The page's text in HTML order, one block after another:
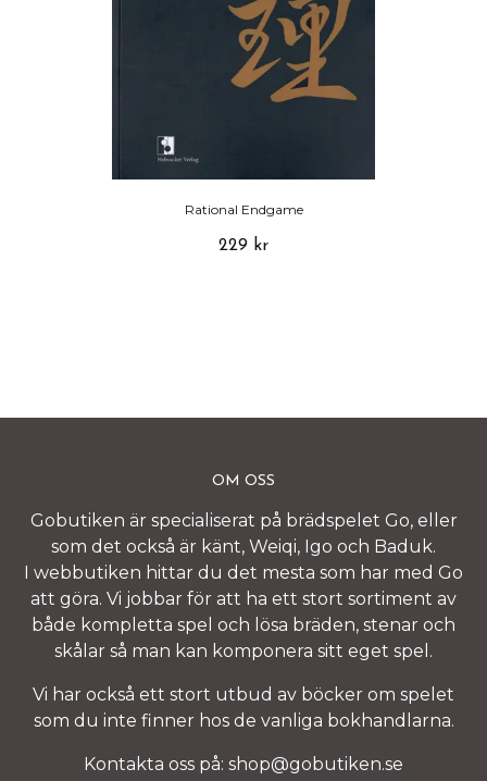
Rational Endgame
229 kr
OM OSS
Gobutiken är specialiserat på brädspelet Go, eller
som det också är känt, Weiqi, Igo och Baduk.
I webbutiken hittar du det mesta som har med Go
att göra. Vi jobbar för att ha ett stort sortiment av
både kompletta spel och lösa bräden, stenar och
skålar så man kan komponera sitt eget spel.
Vi har också ett stort utbud av böcker om spelet
som du inte finner hos de vanliga bokhandlarna.
Kontakta oss på: shop@gobutiken.se